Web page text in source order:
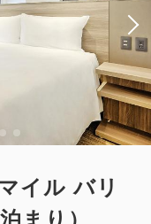
イル バリ